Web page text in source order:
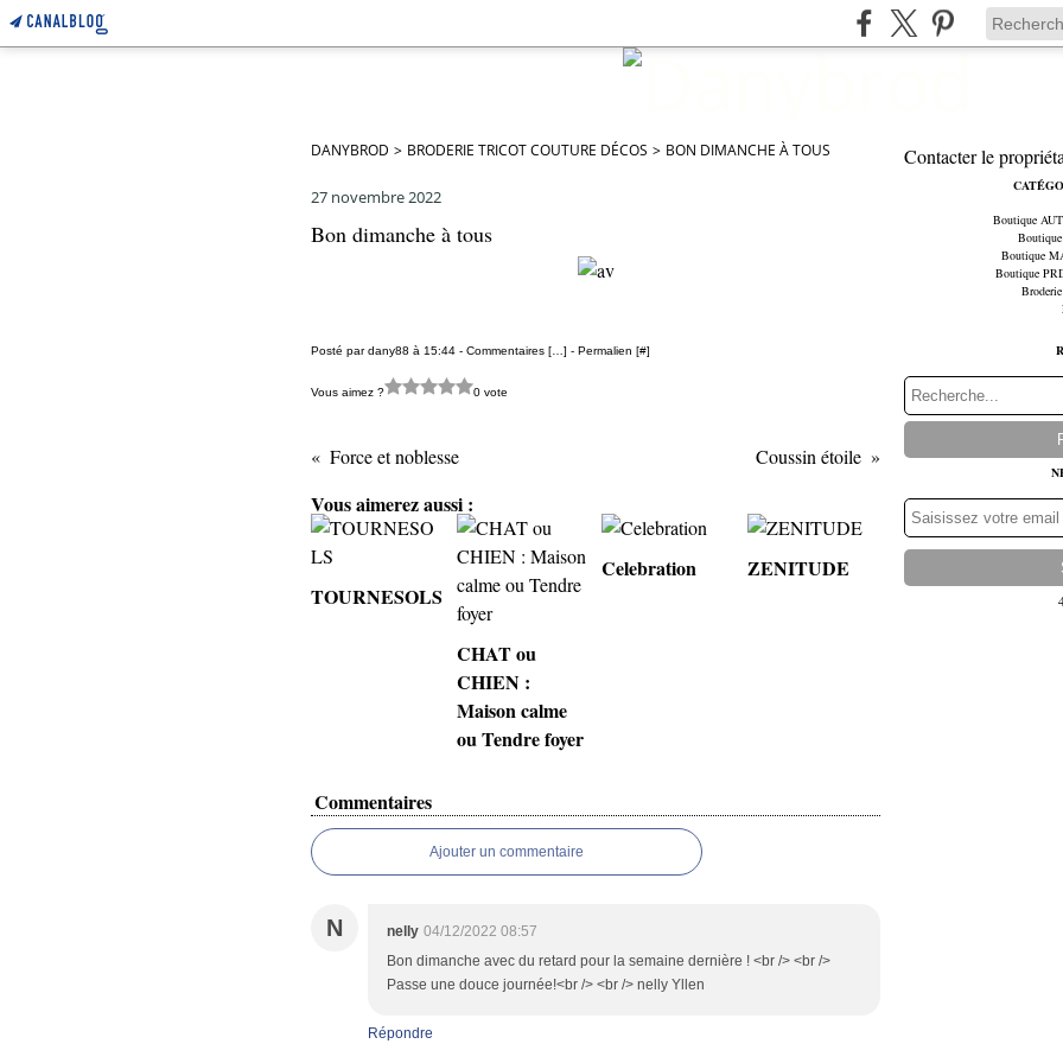
DANYBROD > BRODERIE TRICOT COUTURE DÉCOS > BON DIMANCHE À TOUS
27 novembre 2022
Bon dimanche à tous
Posté par dany88 à 15:44 - Commentaires [ ] - Permalien [#]
Vous aimez ? 0 vote
Force et noblesse Coussin étoile
Vous aimerez aussi :
TOURNESOLS
CHAT ou
CHIEN :
Maison calme
ou Tendre foyer
Celebration ZENITUDE
Commentaires
Ajouter un commentaire
N nelly 04/12/2022 08:57
Bon dimanche avec du retard pour la semaine dernière ! <br /> <br />
Passe une douce journée!<br /> <br /> nelly Yllen
Répondre
Contacter le
Boutique
Boutique
Boutique